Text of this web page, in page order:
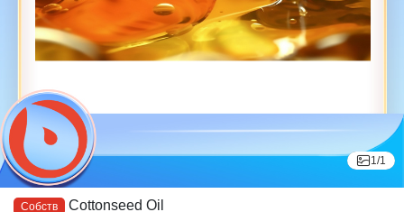
1/1
Cottonseed Oil